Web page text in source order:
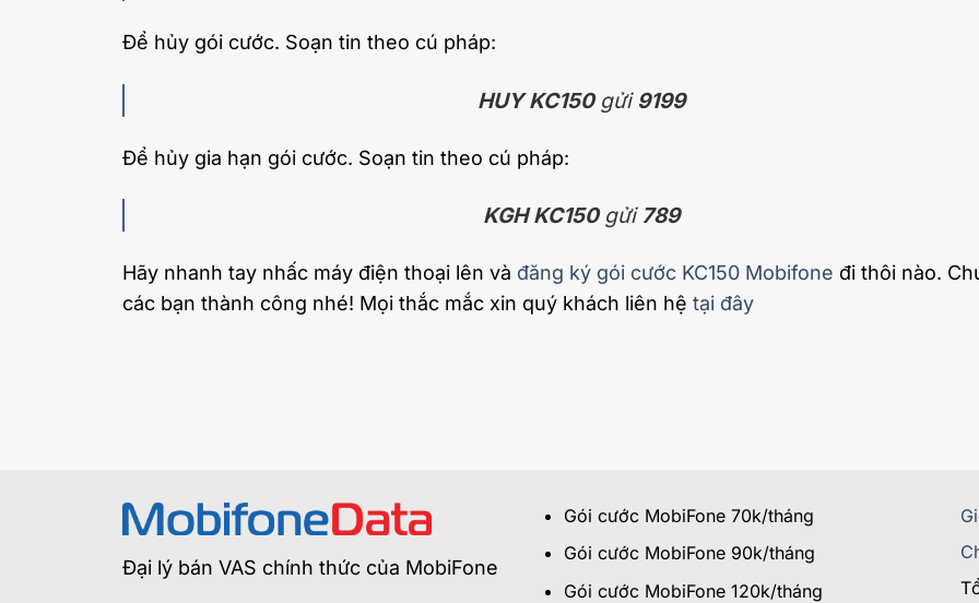
Để hủy gói cước. Soạn tin theo cú pháp:
HUY KC150 gửi 9199
Để hủy gia hạn gói cước. Soạn tin theo cú pháp:
KGH KC150 gửi 789
Hãy nhanh tay nhấc máy điện thoại lên và đăng ký gói cước KC150 Mobifone đi thôi nào.
các bạn thành công nhé! Mọi thắc mắc xin quý khách liên hệ tại đây
Đại lý bán VAS chính thức của MobiFone
Gói cước MobiFone 70k/tháng
Gói cước MobiFone 90k/tháng
Gói cước MobiFone 120k/tháng